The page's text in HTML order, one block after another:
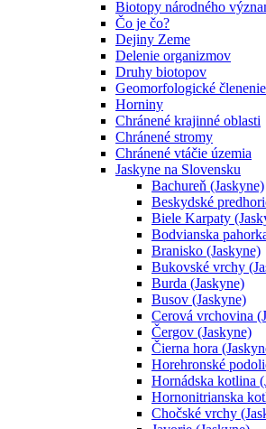
Biotopy národného
Čo je čo?
Dejiny Zeme
Delenie organizmov
Druhy biotopov
Geomorfologické
Horniny
Chránené krajinné oblasti
Chránené stromy
Chránené vtáčie územia
Jaskyne na Slovensku
Bachureň (Jaskyne)
Beskydské
Biele Karpaty
Bodvianska
Branisko (Jaskyne)
Bukovské vrchy
Burda (Jaskyne)
Busov (Jaskyne)
Cerová vrchovina
Čergov (Jaskyne)
Čierna hora
Horehronské
Hornádska kotlina
Hornonitrianska
Chočské vrchy